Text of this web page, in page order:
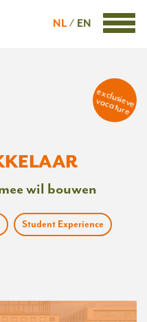
NL EN
exclusieve
vacature
wil bouwen
Student Experience